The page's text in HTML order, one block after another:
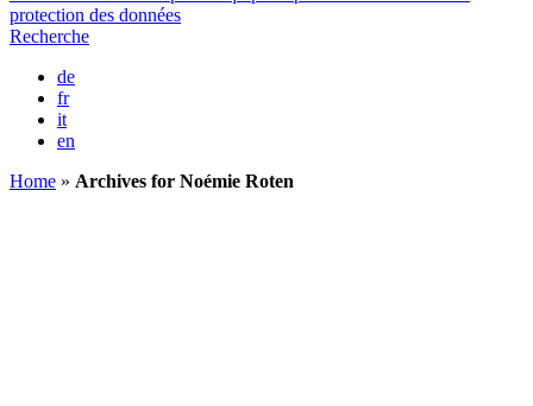
protection des données
Recherche
de
fr
it
en
Home » Archives for Noémie Roten